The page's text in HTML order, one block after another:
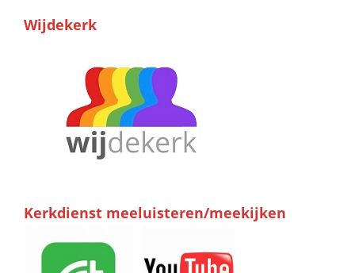
Wijdekerk
Kerkdienst meeluisteren/meekijken